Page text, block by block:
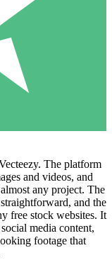
The platform
and videos, and
any project. The
and the
free stock websites. It
media content,
footage that